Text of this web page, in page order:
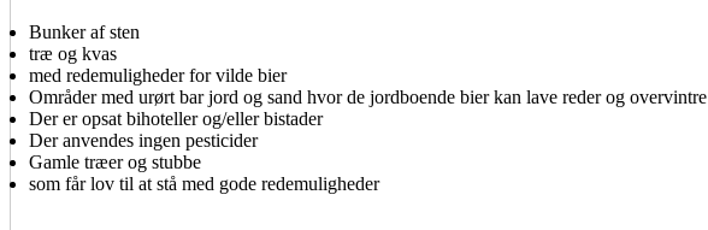
Bunker af sten
træ og kvas
med redemuligheder for vilde bier
Områder med urørt bar jord og sand hvor de jordboende bier kan lave reder og overvintre
Der er opsat bihoteller og/eller bistader
Der anvendes ingen pesticider
Gamle træer og stubbe
som får lov til at stå med gode redemuligheder